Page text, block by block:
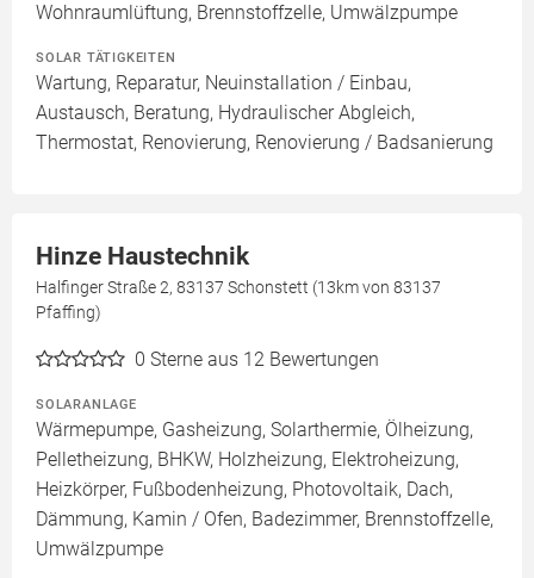
Wohnraumlüftung, Brennstoffzelle, Umwälzpumpe
SOLAR TÄTIGKEITEN
Wartung, Reparatur, Neuinstallation / Einbau,
Austausch, Beratung, Hydraulischer Abgleich,
Thermostat, Renovierung, Renovierung / Badsanierung
Hinze Haustechnik
Halfinger Straße 2, 83137 Schonstett (13km von 83137
Pfaffing)
0 Sterne aus 12 Bewertungen
SOLARANLAGE
Wärmepumpe, Gasheizung, Solarthermie, Ölheizung,
Pelletheizung, BHKW, Holzheizung, Elektroheizung,
Heizkörper, Fußbodenheizung, Photovoltaik, Dach,
Dämmung, Kamin / Ofen, Badezimmer, Brennstoffzelle,
Umwälzpumpe